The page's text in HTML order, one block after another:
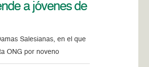
a jóvenes de
Salesianas, en el que
ONG por noveno